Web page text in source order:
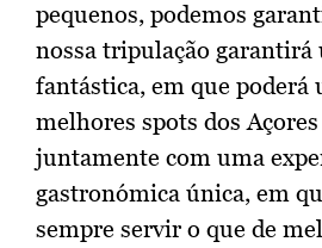
pequenos, podemos
nossa tripulação garantirá
fantástica, em que poderá
melhores spots dos
juntamente com uma
gastronómica única, em
sempre servir o que de